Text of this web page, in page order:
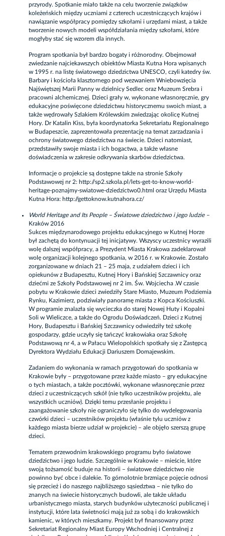
przyrody. Spotkanie miało także na celu tworzenie związków
koleżeńskich między uczniami z czterech uczestniczących krajów i
nawiązanie współpracy pomiędzy szkołami i urzędami miast, a także
tworzenie nowych modeli współdziałania między szkołami, które
mogłyby stać się wzorem dla innych.
Program spotkania był bardzo bogaty i różnorodny. Obejmował
zwiedzanie najciekawszych obiektów Miasta Kutna Hora wpisanych
w 1995 r. na listę światowego dziedzictwa UNESCO, czyli katedry św.
Barbary i kościoła klasztornego pod wezwaniem Wniebowzięcia
Najświętszej Marii Panny w dzielnicy Sedlec oraz Muzeum Srebra i
pracowni alchemicznej. Dzieci grały w, wykonane własnoręcznie, gry
edukacyjne poświęcone dziedzictwu historycznemu swoich miast, a
także wędrowały Szlakiem Królewskim zwiedzając okolicę Kutnej
Hory. Dr Katalin Kiss, była koordynatorka Sekretariatu Regionalnego
w Budapeszcie, zaprezentowała prezentację na temat zarzadzania i
ochrony światowego dziedzictwa na świecie. Dzieci natomiast,
przedstawiły swoje miasta i ich bogactwa, a także własne
doświadczenia w zakresie odkrywania skarbów dziedzictwa.
Informacje o projekcie są dostępne także na stronie Szkoły
Podstawowej nr 2: http://sp2.szkola.pl/lets-get-to-know-world-
heritage-poznajmy-swiatowe-dziedzictwo0.html oraz Urzędu Miasta
Kutna Hora: http://gettoknow.kutnahora.cz/
World Heritage and Its People – Światowe dziedzictwo i jego ludzie –
Kraków 2016
Sukces międzynarodowego projektu edukacyjnego w Kutnej Horze
był zachętą do kontynuacji tej inicjatywy. Wszyscy uczestnicy wyrazili
wolę dalszej współpracy, a Prezydent Miasta Krakowa zadeklarował
wolę organizacji kolejnego spotkania, w 2016 r. w Krakowie. Zostało
zorganizowane w dniach 21 – 25 maja, z udziałem dzieci i ich
opiekunów z Budapesztu, Kutnej Hory i Bańskiej Szczawnicy oraz
dziećmi ze Szkoły Podstawowej nr 2 im. Św. Wojciecha .W czasie
pobytu w Krakowie dzieci zwiedziły Stare Miasto, Muzeum Podziemia
Rynku, Kazimierz, podziwiały panoramę miasta z Kopca Kościuszki.
W programie znalazła się wycieczka do starej Nowej Huty i Kopalni
Soli w Wieliczce, a także do Ogrodu Doświadczeń. Dzieci z Kutnej
Hory, Budapesztu i Bańskiej Szczawnicy odwiedziły też szkołę
gospodarzy, gdzie uczyły się tańczyć krakowiaka oraz Szkołę
Podstawową nr 4, a w Pałacu Wielopolskich spotkały się z Zastępcą
Dyrektora Wydziału Edukacji Dariuszem Domajewskim.
Zadaniem do wykonania w ramach przygotowań do spotkania w
Krakowie były – przygotowane przez każde miasto – gry edukacyjne
o tych miastach, a także pocztówki, wykonane własnoręcznie przez
dzieci z uczestniczących szkół (nie tylko uczestników projektu, ale
wszystkich uczniów). Dzięki temu przesłanie projektu i
zaangażowanie szkoły nie ograniczyło się tylko do wydelegowania
czwórki dzieci – uczestników projektu (właśnie tylu uczniów z
każdego miasta bierze udział w projekcie) – ale objęło szerszą grupę
dzieci.
Tematem przewodnim krakowskiego programu było światowe
dziedzictwo i jego ludzie. Szczególnie w Krakowie – mieście, które
swoją tożsamość buduje na historii – światowe dziedzictwo nie
powinno być obce i dalekie. To górnolotnie brzmiące pojęcie odnosi
się przecież i do naszego najbliższego sąsiedztwa – nie tylko do
znanych na świecie historycznych budowli, ale także układu
urbanistycznego miasta, starych budynków użyteczności publicznej i
instytucji, które lata świetności mają już za sobą i do krakowskich
kamienic, w których mieszkamy. Projekt był finansowany przez
Sekretariat Regionalny Miast Europy Wschodniej i Centralnej z